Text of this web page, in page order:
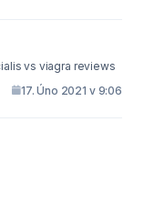
pharmacy viagra http://viagriyvik.com/ cialis vs viagra reviews
17. Úno 2021 v 9:06